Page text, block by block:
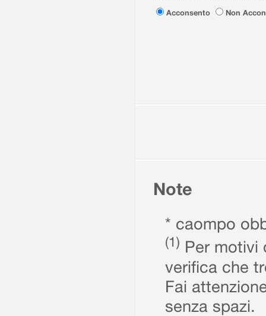
Acconsento
Non
Note
* caompo
(1) Per motivi
verifica che
Fai
senza spazi.